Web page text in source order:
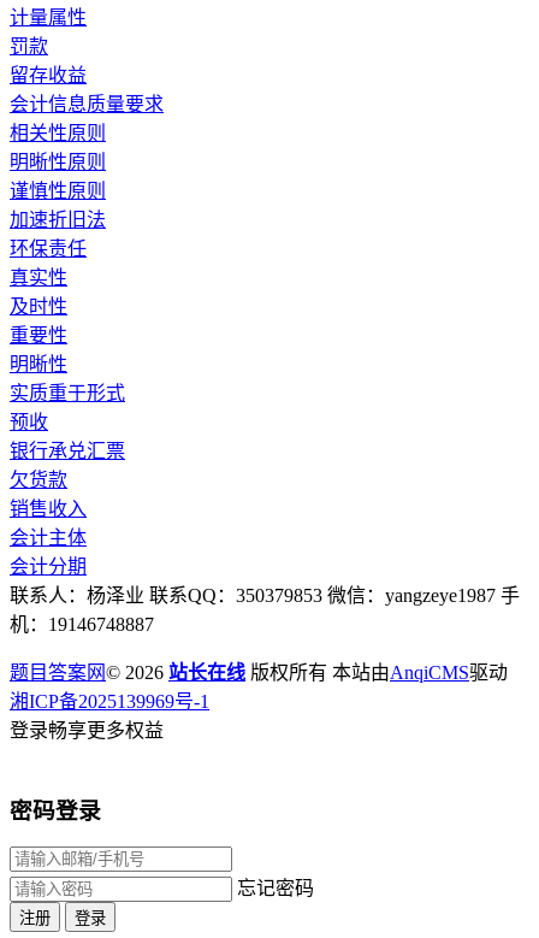
计量属性
罚款
留存收益
会计信息质量要求
相关性原则
明晰性原则
谨慎性原则
加速折旧法
环保责任
真实性
及时性
重要性
明晰性
实质重于形式
预收
银行承兑汇票
欠货款
销售收入
会计主体
会计分期
联系人：杨泽业 联系QQ：350379853 微信：yangzeye1987 手
机：19146748887
题目答案网© 2026 站长在线 版权所有 本站由AnqiCMS驱动
湘ICP备2025139969号-1
登录畅享更多权益
密码登录
忘记密码
注册 登录